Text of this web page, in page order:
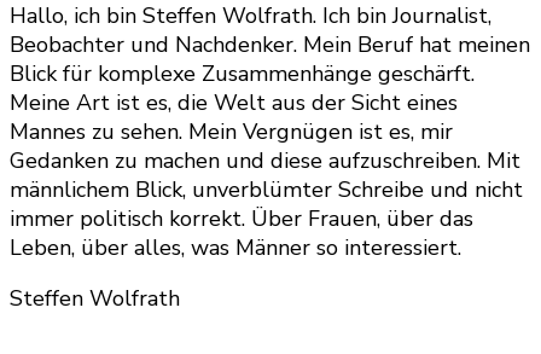
Hallo, ich bin Steffen Wolfrath. Ich bin Journalist,
Beobachter und Nachdenker. Mein Beruf hat meinen
Blick für komplexe Zusammenhänge geschärft.
Meine Art ist es, die Welt aus der Sicht eines
Mannes zu sehen. Mein Vergnügen ist es, mir
Gedanken zu machen und diese aufzuschreiben. Mit
männlichem Blick, unverblümter Schreibe und nicht
immer politisch korrekt. Über Frauen, über das
Leben, über alles, was Männer so interessiert.
Steffen Wolfrath